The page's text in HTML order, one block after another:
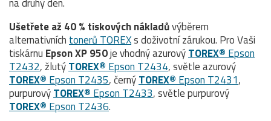
Ušetřete až 40 % tiskových nákladůvýběrem
alternativních tonerů TOREXs doživotní zárukou. Pro Vaši
tiskárnu Epson XP 950je vhodný azurovýTOREX® Epson
T2432, žlutýTOREX® Epson T2434, světle azurový
TOREX® Epson T2435, černýTOREX® Epson T2431,
purpurovýTOREX® Epson T2433, světle purpurový
TOREX® Epson T2436.